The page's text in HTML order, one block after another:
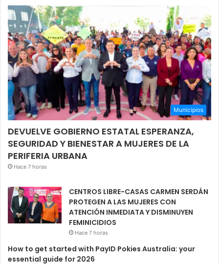
Municipios
DEVUELVE GOBIERNO ESTATAL ESPERANZA,
SEGURIDAD Y BIENESTAR A MUJERES DE LA
PERIFERIA URBANA
Hace 7 horas
CENTROS LIBRE-CASAS CARMEN SERDÁN
PROTEGEN A LAS MUJERES CON
ATENCIÓN INMEDIATA Y DISMINUYEN
FEMINICIDIOS
Hace 7 horas
How to get started with PayID Pokies Australia: your
essential guide for 2026